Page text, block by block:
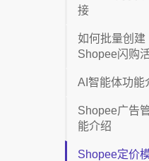
接
如何批量创建
Shopee闪购
AI智能体功能
Shopee广告
能介绍
Shopee定价